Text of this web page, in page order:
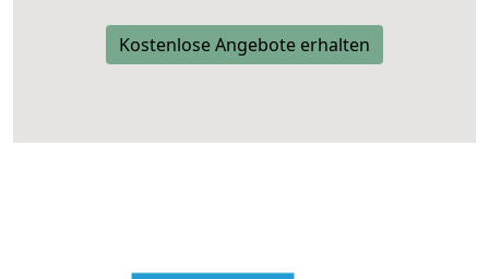
Kostenlose Angebote erhalten